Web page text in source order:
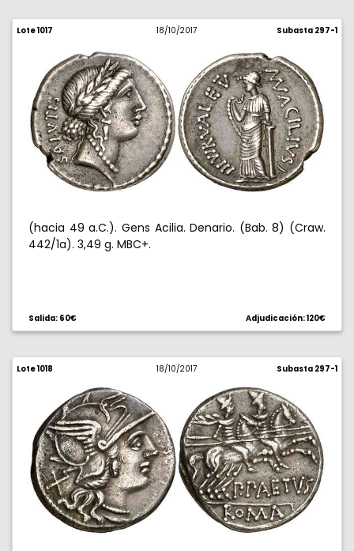
Lote 1017 18/10/2017 Subasta 297-1
(hacia 49 a.C.). Gens Acilia. Denario. (Bab. 8) (Craw.
442/1a). 3,49 g. MBC+.
Salida: 60€ Adjudicación: 120€
Lote 1018 18/10/2017 Subasta 297-1